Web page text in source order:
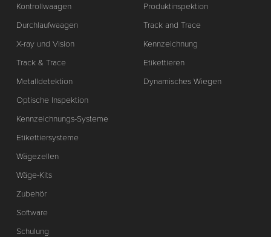
Kontrollwaagen
Durchlaufwaagen
X-ray und Vision
Track & Trace
Metalldetektion
Optische Inspektion
Kennzeichnungs-Systeme
Etikettiersysteme
Wägezellen
Wäge-Kits
Zubehör
Software
Schulung
Produktinspektion
Track and Trace
Kennzeichnung
Etikettieren
Dynamisches Wiegen